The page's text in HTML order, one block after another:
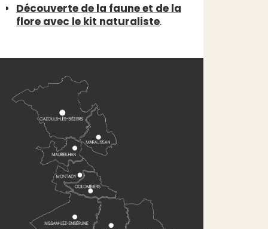
Découverte de la faune et de la
flore avec le kit naturaliste.